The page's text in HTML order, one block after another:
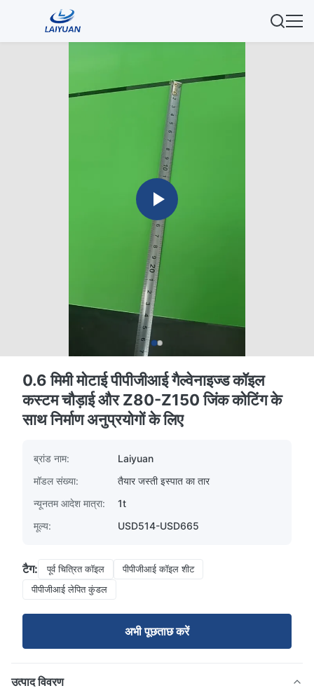
0.6 मिमी मोटाई पीपीजीआई गैल्वेनाइज्ड कॉइल
कस्टम चौड़ाई और Z80-Z150 जिंक कोटिंग के
साथ निर्माण अनुप्रयोगों के लिए
ब्रांड नाम:
Laiyuan
मॉडल संख्या:
तैयार जस्ती इस्पात का तार
न्यूनतम आदेश मात्रा:
1t
मूल्य:
USD514-USD665
टैग: पूर्व चित्रित कॉइल
पीपीजीआई कॉइल शीट
पीपीजीआई लेपित कुंडल
अभी पूछताछ करें
उत्पाद विवरण